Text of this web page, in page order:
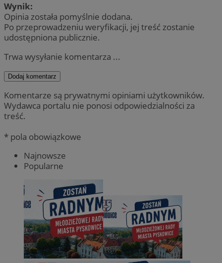
Wynik:
Opinia została pomyślnie dodana.
Po przeprowadzeniu weryfikacji, jej treść zostanie
udostępniona publicznie.
Trwa wysyłanie komentarza ...
Dodaj komentarz
Komentarze są prywatnymi opiniami użytkowników.
Wydawca portalu nie ponosi odpowiedzialności za
treść.
* pola obowiązkowe
Najnowsze
Popularne